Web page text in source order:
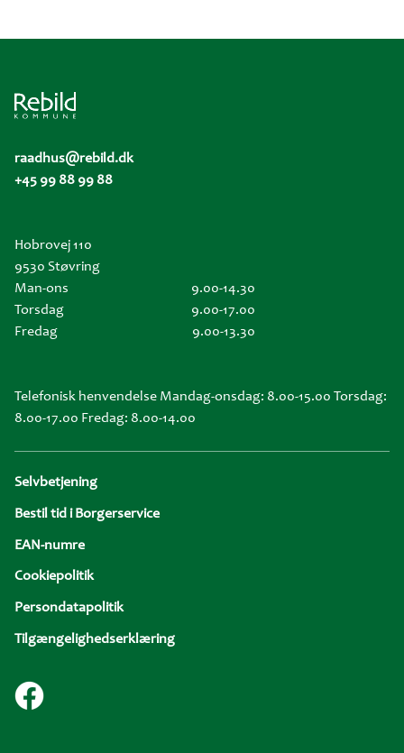
raadhus@rebild.dk
+45 99 88 99 88
Hobrovej 110
9530 Støvring
Man-ons
9.00-14.30
Torsdag
9.00-17.00
Fredag
9.00-13.30
Telefonisk henvendelse Mandag-onsdag: 8.00-15.00 Torsdag:
8.00-17.00 Fredag: 8.00-14.00
Selvbetjening
Bestil tid i Borgerservice
EAN-numre
Cookiepolitik
Persondatapolitik
Tilgængelighedserklæring